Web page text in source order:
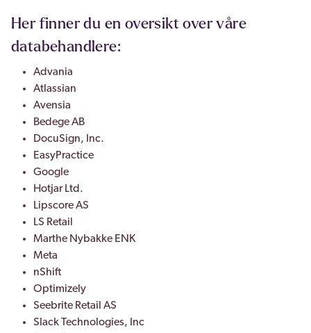
Her finner du en oversikt over våre
databehandlere:
Advania
Atlassian
Avensia
Bedege AB
DocuSign, Inc.
EasyPractice
Google
Hotjar Ltd.
Lipscore AS
LS Retail
Marthe Nybakke ENK
Meta
nShift
Optimizely
Seebrite Retail AS
Slack Technologies, Inc